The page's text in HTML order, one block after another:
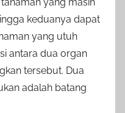
keduanya dapat
yang utuh
antara dua organ
tersebut. Dua
adalah batang